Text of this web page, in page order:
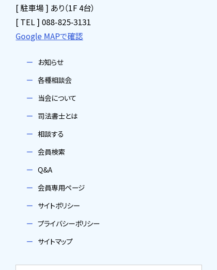
[ 駐車場 ] あり（1F 4台）
[ TEL ] 088-825-3131
Google MAPで確認
お知らせ
各種相談会
当会について
司法書士とは
相談する
会員検索
Q&A
会員専用ページ
サイトポリシー
プライバシーポリシー
サイトマップ